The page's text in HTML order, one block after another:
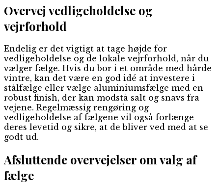
Overvej vedligeholdelse og
vejrforhold
Endelig er det vigtigt at tage højde for
vedligeholdelse og de lokale vejrforhold, når du
vælger fælge. Hvis du bor i et område med hårde
vintre, kan det være en god idé at investere i
stålfælge eller vælge aluminiumsfælge med en
robust finish, der kan modstå salt og snavs fra
vejene. Regelmæssig rengøring og
vedligeholdelse af fælgene vil også forlænge
deres levetid og sikre, at de bliver ved med at se
godt ud.
Afsluttende overvejelser om valg af
fælge